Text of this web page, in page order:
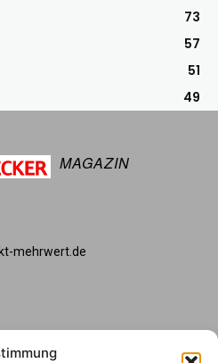
73
57
51
49
MAGAZIN
mehrwert.de